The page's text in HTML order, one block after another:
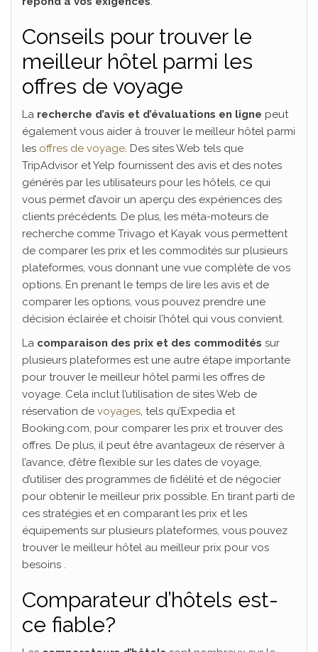
Conseils pour trouver le
meilleur hôtel parmi les
offres de voyage
La recherche d’avis et d’évaluations en ligne peut
également vous aider à trouver le meilleur hôtel parmi
les offres de voyage. Des sites Web tels que
TripAdvisor et Yelp fournissent des avis et des notes
générés par les utilisateurs pour les hôtels, ce qui
vous permet d’avoir un aperçu des expériences des
clients précédents. De plus, les méta-moteurs de
recherche comme Trivago et Kayak vous permettent
de comparer les prix et les commodités sur plusieurs
plateformes, vous donnant une vue complète de vos
options. En prenant le temps de lire les avis et de
comparer les options, vous pouvez prendre une
décision éclairée et choisir l’hôtel qui vous convient.
La comparaison des prix et des commodités sur
plusieurs plateformes est une autre étape importante
pour trouver le meilleur hôtel parmi les offres de
voyage. Cela inclut l’utilisation de sites Web de
réservation de voyages, tels qu’Expedia et
Booking.com, pour comparer les prix et trouver des
offres. De plus, il peut être avantageux de réserver à
l’avance, d’être flexible sur les dates de voyage,
d’utiliser des programmes de fidélité et de négocier
pour obtenir le meilleur prix possible. En tirant parti de
ces stratégies et en comparant les prix et les
équipements sur plusieurs plateformes, vous pouvez
trouver le meilleur hôtel au meilleur prix pour vos
besoins .
Comparateur d’hôtels est-
ce fiable?